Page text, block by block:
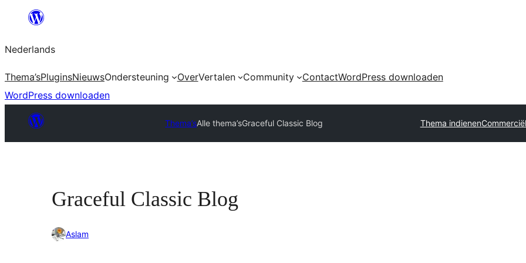
de
inhoud
Nederlands
Thema’sPluginsNieuwsOndersteuning OverVertalen Community ContactWordPress downloaden
WordPress downloaden
Thema’sAlle thema’sGraceful Classic Blog Thema indienen
Graceful Classic Blog
Aslam